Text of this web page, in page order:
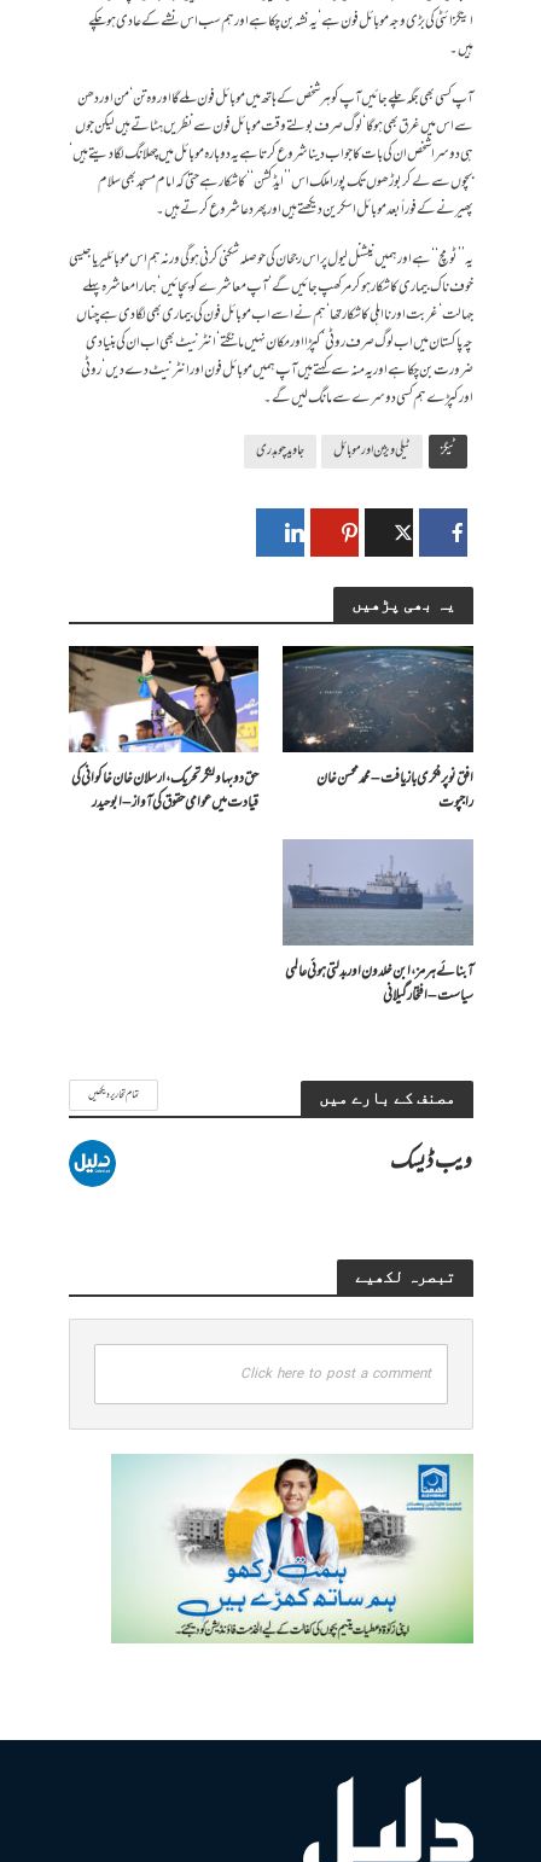
اینگزائٹی کی بڑی وجہ موبائل فون ہے‘ یہ نشہ بن چکا ہے اور ہم سب اس نشے کے عادی ہو چکے
ہیں۔
آپ کسی بھی جگہ چلے جائیں آپ کو ہر شخص کے ہاتھ میں موبائل فون ملے گا اور وہ تن ‘من اور دھن
سے اس میں غرق بھی ہو گا‘ لوگ صرف بولتے وقت موبائل فون سے نظریں ہٹاتے ہیں لیکن جوں
ہی دوسرا شخص ان کی بات کا جواب دینا شروع کرتا ہے یہ دوبارہ موبائل میں چھلانگ لگا دیتے ہیں‘
بچوں سے لے کر بوڑھوں تک پورا ملک اس ’’ایڈکشن‘‘ کا شکار ہے حتیٰ کہ امام مسجد بھی سلام
پھیرنے کے فوراً بعد موبائل اسکرین دیکھتے ہیں اور پھر دعا شروع کرتے ہیں۔
یہ ’’ٹو مچ‘‘ ہے اور ہمیں نیشنل لیول پر اس رجحان کی حوصلہ شکنی کرنی ہو گی ورنہ ہم اس موبائلیریا جیسی
خوف ناک بیماری کا شکار ہو کر مر کھپ جائیں گے‘ آپ معاشرے کو بچائیں‘ ہمارا معاشرہ پہلے
جہالت‘ غربت اور نااہلی کا شکار تھا‘ ہم نے اسے اب موبائل فون کی بیماری بھی لگا دی ہے چناں
چہ پاکستان میں اب لوگ صرف روٹی‘ کپڑا اور مکان نہیں مانگتے‘ انٹرنیٹ بھی اب ان کی بنیادی
ضرورت بن چکا ہے اور یہ منہ سے کہتے ہیں آپ ہمیں موبائل فون اور انٹرنیٹ دے دیں ‘ روٹی
اور کپڑے ہم کسی دوسرے سے مانگ لیں گے۔
ٹیگز ٹیلی ویژن اور موبائل جاوید چوہدری
یہ بھی پڑھیں
افق نو پر فکری بازیافت – محمد محسن خان
راجپوت
حق دو بہاولنگر تحریک، ارسلان خان خاکوانی کی
قیادت میں عوامی حقوق کی آواز – ابو حیدر
آبنائے ہرمز، ابن خلدون اور بدلتی ہوئی عالمی
سیاست – افتخار گیلانی
مصنف کے بارے میں تمام تحاریر دیکھیں
ویب ڈیسک
تبصرہ لکھیے
Click here to post a comment